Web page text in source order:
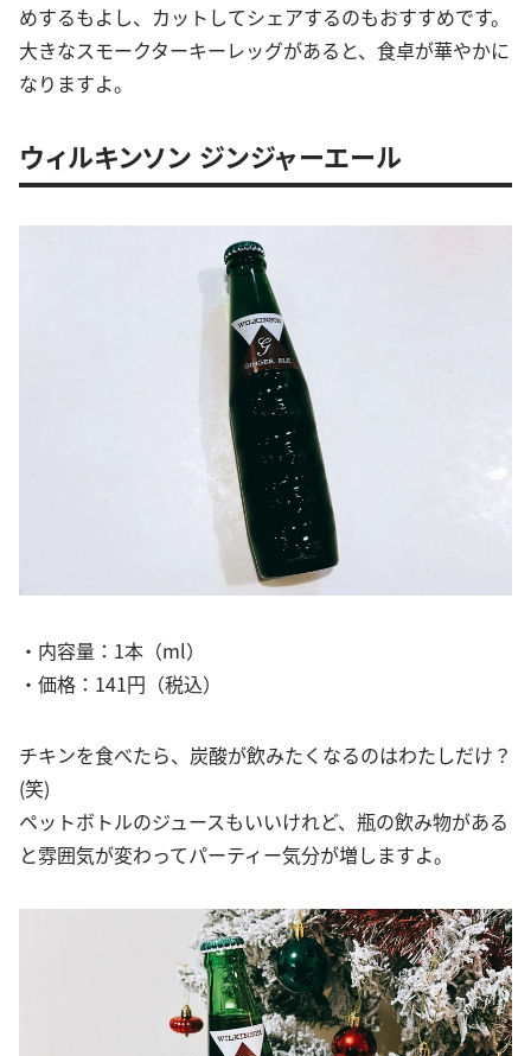
めするもよし、カットしてシェアするのもおすすめです。
大きなスモークターキーレッグがあると、食卓が華やかに
なりますよ。
ウィルキンソン ジンジャーエール
・内容量：1本（ml）
・価格：141円（税込）
チキンを食べたら、炭酸が飲みたくなるのはわたしだけ？
(笑)
ペットボトルのジュースもいいけれど、瓶の飲み物がある
と雰囲気が変わってパーティー気分が増しますよ。